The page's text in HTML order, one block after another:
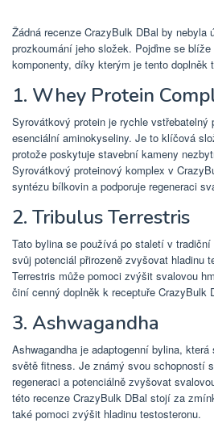
Žádná recenze CrazyBulk DBal by nebyla
prozkoumání jeho složek. Pojďme se
komponenty, díky kterým je tento doplněk
1. Whey Protein
Syrovátkový protein je rychle vstřebatelný
esenciální aminokyseliny. Je to klíčová
protože poskytuje stavební kameny
Syrovátkový proteinový komplex v
syntézu bílkovin a podporuje regeneraci
2. Tribulus Terrestris
Tato bylina se používá po staletí v
svůj potenciál přirozeně zvyšovat hladinu
Terrestris může pomoci zvýšit svalovou
činí cenný doplněk k receptuře CrazyBulk
3. Ashwagandha
Ashwagandha je adaptogenní bylina,
světě fitness. Je známý svou schopností
regeneraci a potenciálně zvyšovat
této recenze CrazyBulk DBal stojí za
také pomoci zvýšit hladinu testosteronu.